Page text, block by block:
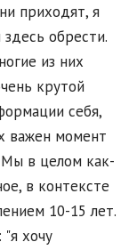
приходят, я
обрести.
из них
крутой
себя,
важен момент
Мы в целом как-
в контексте
10-15 лет.
хочу